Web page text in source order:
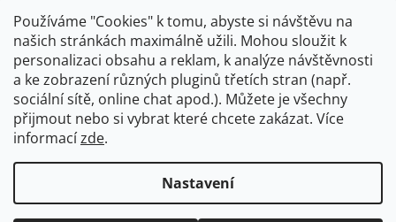
Používáme "Cookies" k tomu, abyste si návštěvu na
našich stránkách maximálně užili. Mohou sloužit k
personalizaci obsahu a reklam, k analýze návštěvnosti
a ke zobrazení různých pluginů třetích stran (např.
sociální sítě, online chat apod.). Můžete je všechny
přijmout nebo si vybrat které chcete zakázat. Více
informacízde.
Nastavení
Retro koupelna
Vytvořil Shoptet + plnenieshopu.cz